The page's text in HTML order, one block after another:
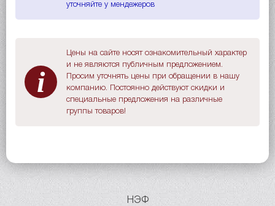
уточняйте у мендежеров
i
Цены на сайте носят ознакомительный характер
и не являются публичным предложением.
Просим уточнять цены при обращении в нашу
компанию. Постоянно действуют скидки и
специальные предложения на различные
группы товаров!
НЭФ